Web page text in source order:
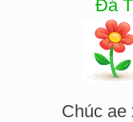
Đá
Chúc ae